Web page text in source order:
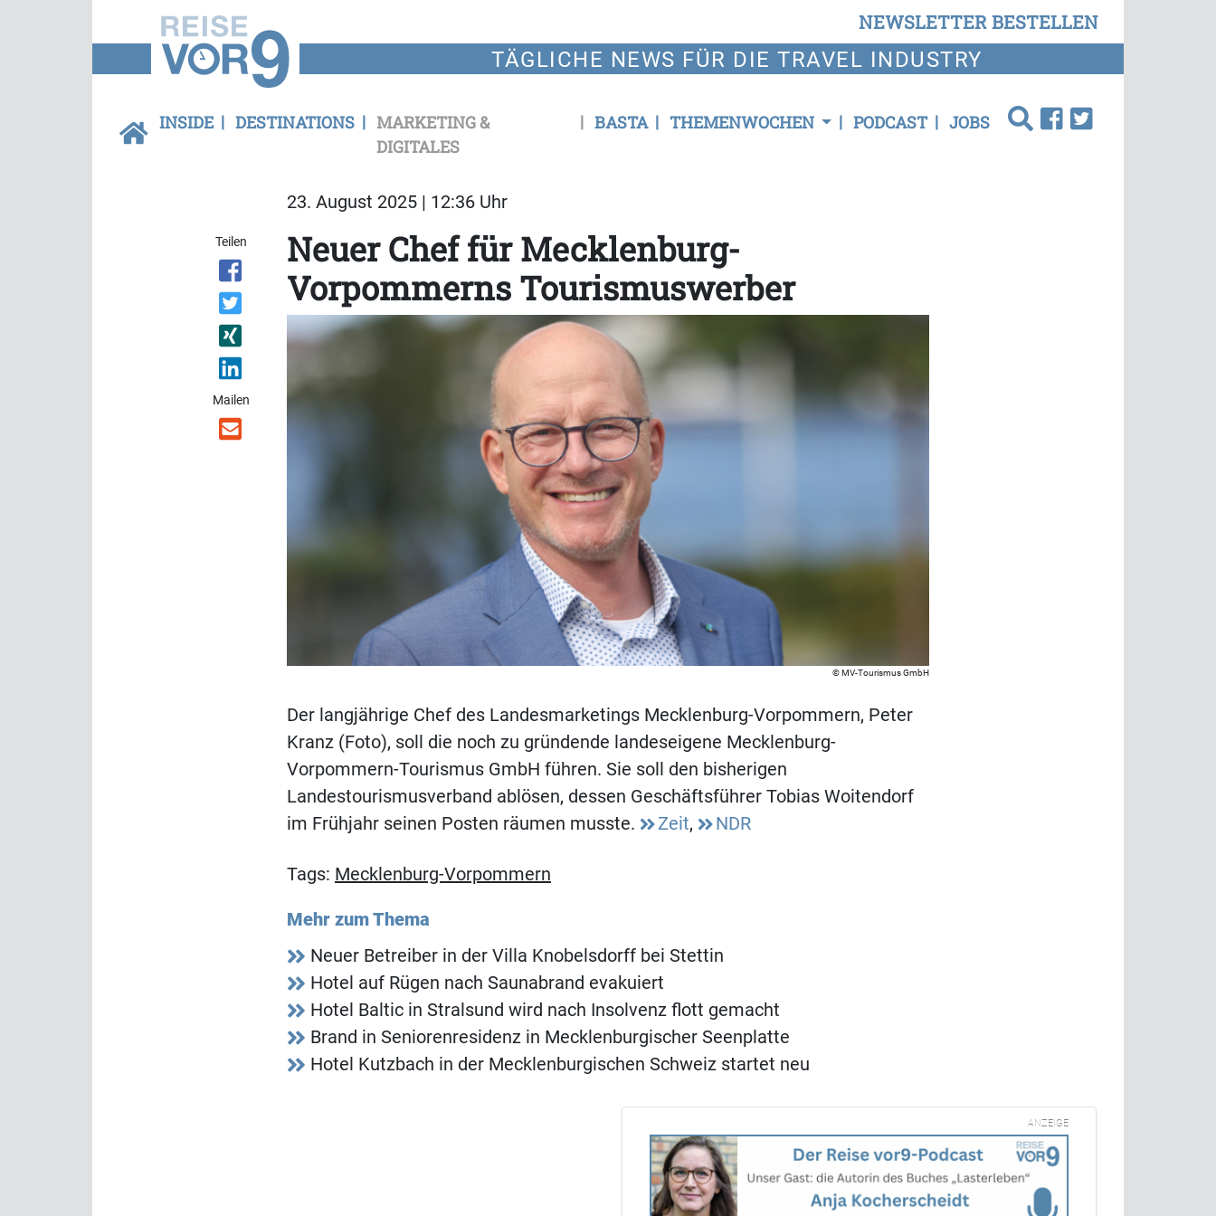
NEWSLETTER BESTELLEN
TÄGLICHE NEWS FÜR DIE TRAVEL INDUSTRY
INSIDE DESTINATIONS
MARKETING &
DIGITALES
BASTA THEMENWOCHEN PODCAST JOBS
23. August 2025 | 12:36 Uhr
Teilen
Mailen
Neuer Chef für Mecklenburg-
Vorpommerns Tourismuswerber
MV-Tourismus GmbH
Der langjährige Chef des Landesmarketings Mecklenburg-Vorpommern, Peter
Kranz (Foto), soll die noch zu gründende landeseigene Mecklenburg-
Vorpommern-Tourismus GmbH führen. Sie soll den bisherigen
Landestourismusverband ablösen, dessen Geschäftsführer Tobias Woitendorf
im Frühjahr seinen Posten räumen musste.
Zeit, NDR
Tags: Mecklenburg-Vorpommern
Mehr zum Thema
Neuer Betreiber in der Villa Knobelsdorff bei Stettin
Hotel auf Rügen nach Saunabrand evakuiert
Hotel Baltic in Stralsund wird nach Insolvenz flott gemacht
Brand in Seniorenresidenz in Mecklenburgischer Seenplatte
Hotel Kutzbach in der Mecklenburgischen Schweiz startet neu
ANZEIGE